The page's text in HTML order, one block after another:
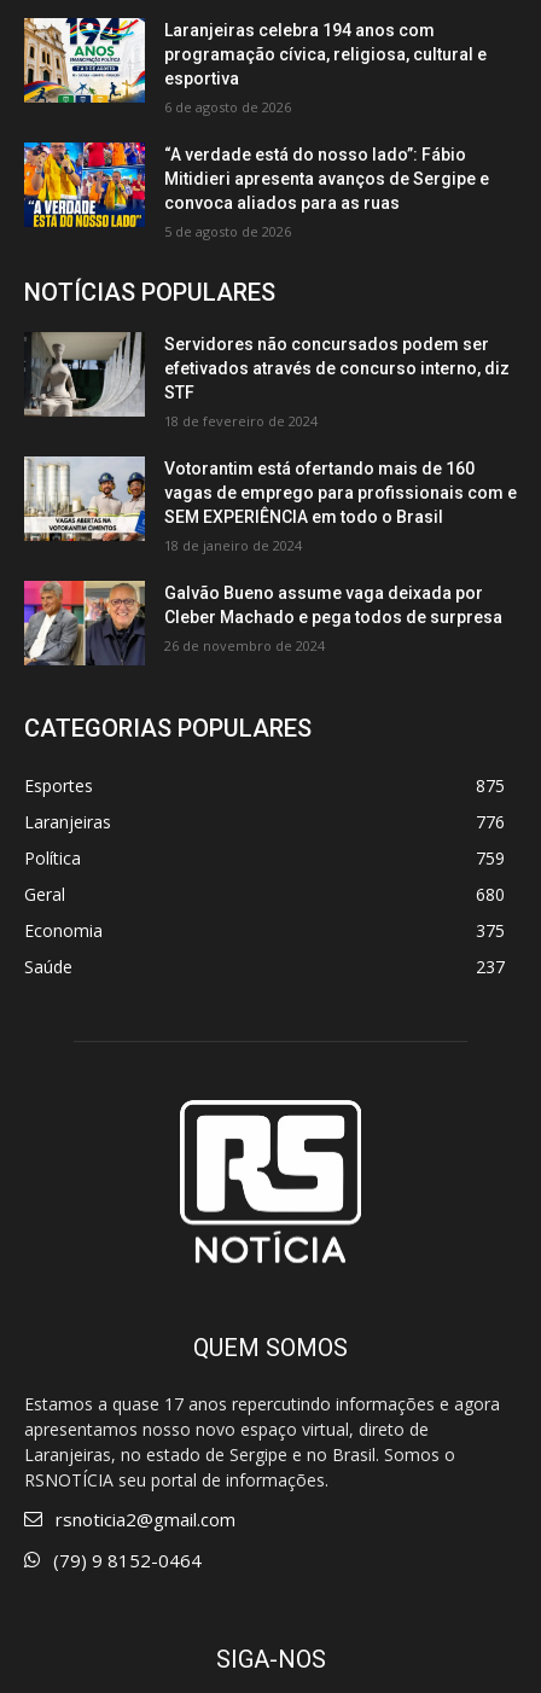
Laranjeiras celebra 194 anos com
programação cívica, religiosa, cultural e
esportiva
6 de agosto de 2026
“A verdade está do nosso lado”: Fábio
Mitidieri apresenta avanços de Sergipe e
convoca aliados para as ruas
5 de agosto de 2026
NOTÍCIAS POPULARES
Servidores não concursados podem ser
efetivados através de concurso interno, diz
STF
18 de fevereiro de 2024
Votorantim está ofertando mais de 160
vagas de emprego para profissionais com e
SEM EXPERIÊNCIA em todo o Brasil
18 de janeiro de 2024
Galvão Bueno assume vaga deixada por
Cleber Machado e pega todos de surpresa
26 de novembro de 2024
CATEGORIAS POPULARES
Esportes
875
Laranjeiras
776
Política
759
Geral
680
Economia
375
Saúde
237
QUEM SOMOS
Estamos a quase 17 anos repercutindo informações e agora
apresentamos nosso novo espaço virtual, direto de
Laranjeiras, no estado de Sergipe e no Brasil. Somos o
RSNOTÍCIA seu portal de informações.
rsnoticia2@gmail.com
(79) 9 8152-0464
SIGA-NOS